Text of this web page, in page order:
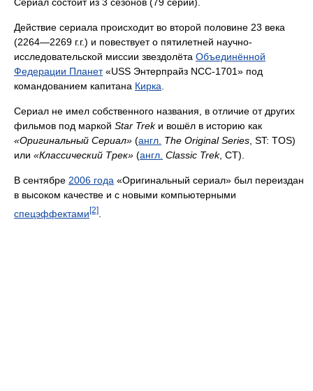
Действие сериала происходит во второй половине 23 века
(2264—2269 г.г.) и повествует о пятилетней научно-
исследовательской миссии звездолёта Объединённой
Федерации Планет«USS Энтерпрайз NCC-1701» под
командованием капитана Кирка
Сериал не имел собственного названия, в отличие от других
фильмов под маркой Star Trekи вошёл в историю как
«Оригинальный Сериал» (англ. The Original Series , ST: TOS)
или «Классический Трек» (англ. Classic Trek, CT).
В сентябре 2006 года «Оригинальный сериал» был переиздан
в высоком качестве и с новыми компьютерными
спецэффектами[2]